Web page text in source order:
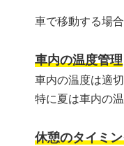
車で移動する場
車内の温度管理
車内の温度は適
特に夏は車内の
休憩のタイミ